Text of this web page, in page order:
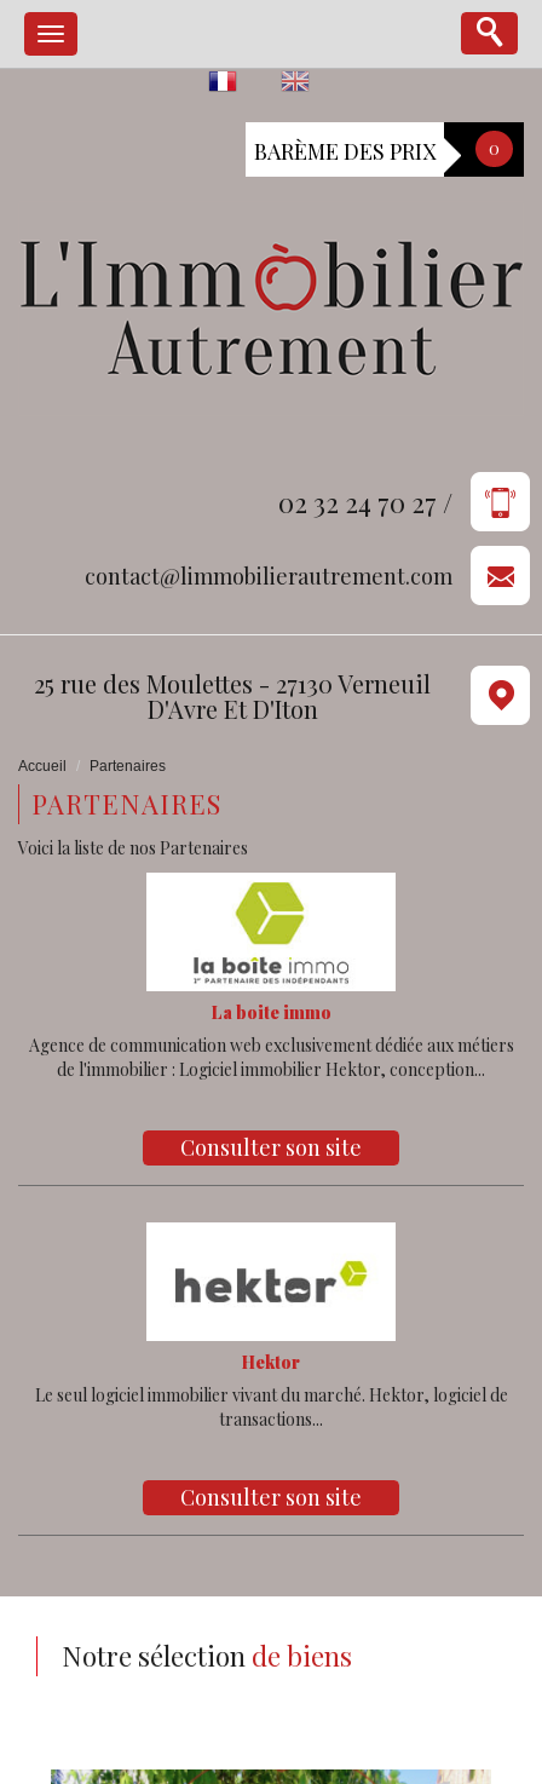
BARÈME DES PRIX 0
02 32 24 70 27 /
contact@limmobilierautrement.com
25 rue des Moulettes - 27130 Verneuil
D'Avre Et D'Iton
Accueil Partenaires
PARTENAIRES
Voici la liste de nos Partenaires
La boite immo
Agence de communication web exclusivement dédiée aux métiers
de l'immobilier : Logiciel immobilier Hektor, conception...
Consulter son site
Hektor
Le seul logiciel immobilier vivant du marché. Hektor, logiciel de
transactions...
Consulter son site
Notre sélection de biens